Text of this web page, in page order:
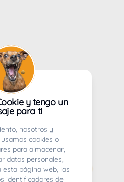
y tengo un
para ti
nosotros y
cookies o
para almacenar,
datos personales,
página web, las
identificadores de